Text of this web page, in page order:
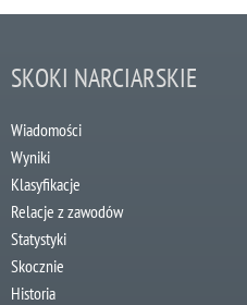
SKOKI NARCIARSKIE
Wiadomości
Wyniki
Klasyfikacje
Relacje z zawodów
Statystyki
Skocznie
Historia